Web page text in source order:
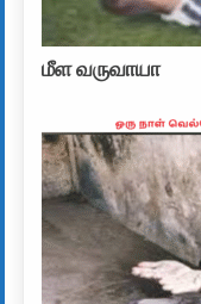
மீள வருவாயா